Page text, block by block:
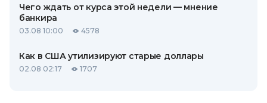
Чего ждать от курса этой недели — мнение
банкира
03.08 10:00 4578
Как в США утилизируют старые доллары
02.08 02:17 1707